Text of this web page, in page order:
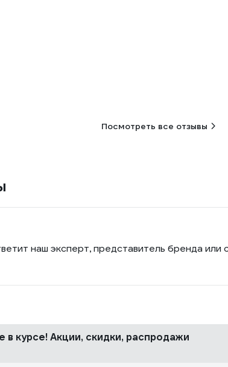
Посмотреть все отзывы
наш эксперт, представитель бренда или
в курсе! Акции, скидки, распродажи